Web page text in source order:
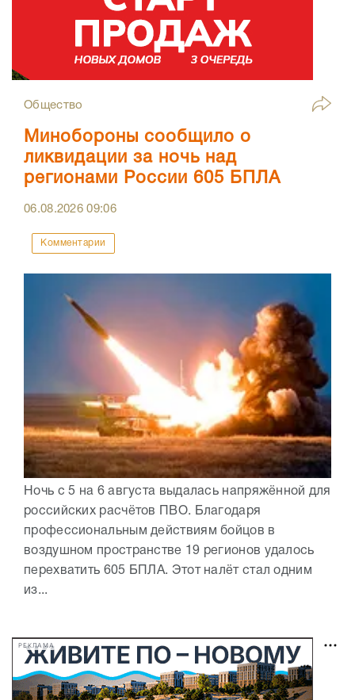
Общество
Минобороны сообщило о
ликвидации за ночь над
регионами России 605 БПЛА
06.08.202609:06
Комментарии
Ночь с 5 на 6 августа выдалась напряжённой для
российских расчётов ПВО. Благодаря
профессиональным действиям бойцов в
воздушном пространстве 19 регионов удалось
перехватить 605 БПЛА. Этот налёт стал одним
из...
РЕКЛАМА